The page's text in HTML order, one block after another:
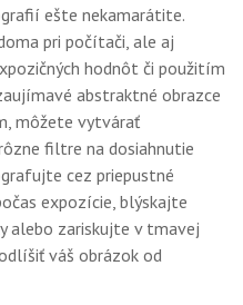
ešte nekamarátite.
pri počítači, ale aj
hodnôt či použitím
abstraktné obrazce
môžete vytvárať
filtre na dosiahnutie
cez priepustné
expozície, blýskajte
alebo zariskujte v tmavej
váš obrázok od